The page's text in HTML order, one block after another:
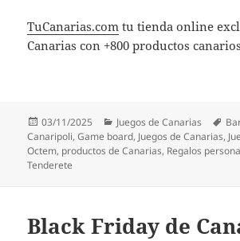
TuCanarias.com tu tienda online
Canarias con +800 productos
Publicado
el
03/11/2025 Categorías
Juegos de Canarias
Canaripoli,Game board, Juegos de Canarias,
Octem, productos de Canarias, Regalos
Tenderete
Black Friday de